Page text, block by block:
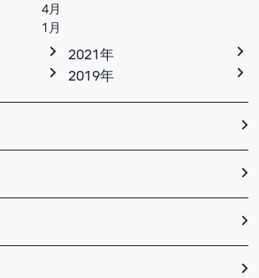
4月
1月
2021年
2019年